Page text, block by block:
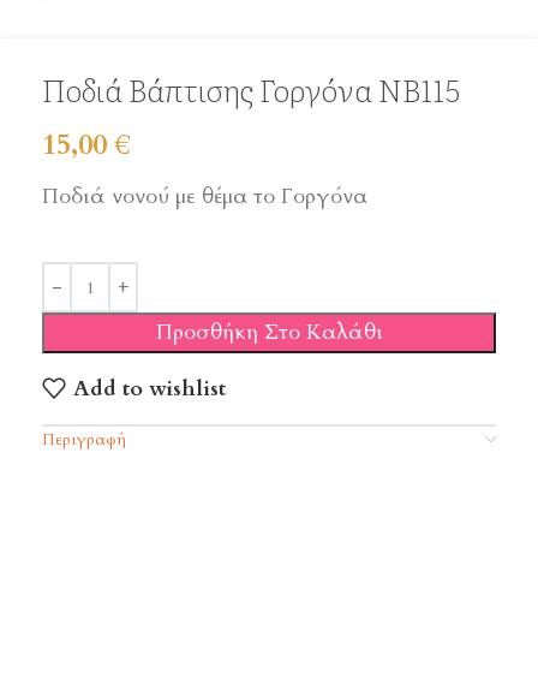
Ποδιά Βάπτισης Γοργόνα ΝΒ115
15,00€
Ποδιά νονού με θέμα το Γοργόνα
Προσθήκη Στο Καλάθι
Add to wishlist
Περιγραφή